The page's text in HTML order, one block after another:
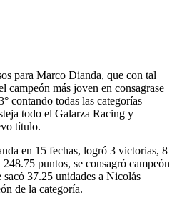
para Marco Dianda, que con tal
campeón más joven en consagrase
contando todas las categorías
todo el Galarza Racing y
título.
en 15 fechas, logró 3 victorias, 8
puntos, se consagró campeón
37.25 unidades a Nicolás
de la categoría.